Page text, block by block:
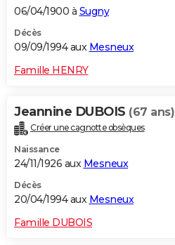
06/04/1900 à Sugny
Décès
09/09/1994 aux Mesneux
Famille HENRY
Jeannine DUBOIS (67 ans)
Créer une cagnotte obsèques
Naissance
24/11/1926 aux Mesneux
Décès
20/04/1994 aux Mesneux
Famille DUBOIS